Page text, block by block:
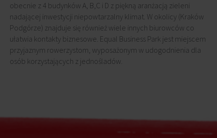
obecnie z 4 budynków A, B,C i D z piękną aranżacją zieleni
nadającej inwestycji niepowtarzalny klimat. W okolicy (Kraków
Podgórze) znajduje się również wiele innych biurowców co
ułatwia kontakty biznesowe. Equal Business Park jest miejscem
przyjaznym rowerzystom, wyposażonym w udogodnienia dla
osób korzystających z jednośladów.